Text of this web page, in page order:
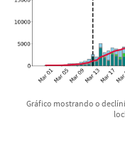
Gráfico mostrando o